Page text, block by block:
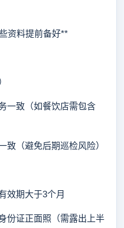
资料提前备好**
致（如餐饮店需包含
（避免后期巡检风险）
期大于3个月
证正面照（需露出上半